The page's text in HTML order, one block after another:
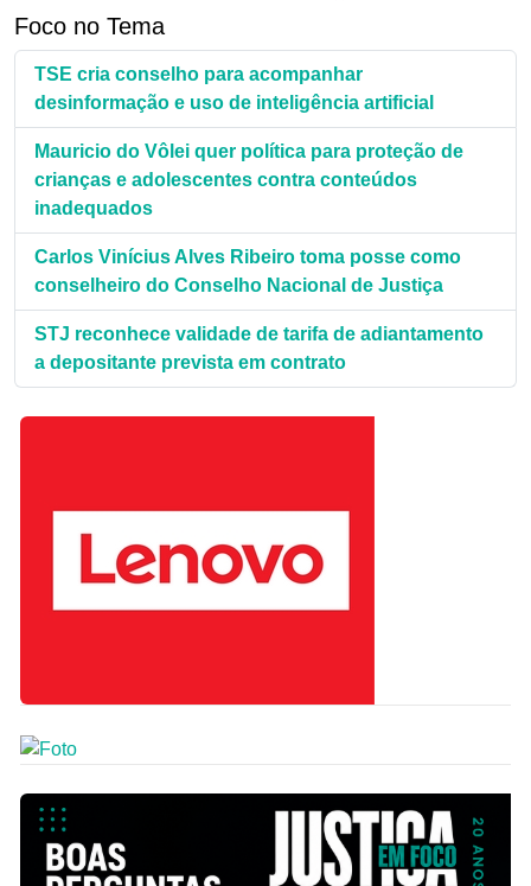
Foco no Tema
TSE cria conselho para acompanhar
desinformação e uso de inteligência artificial
Mauricio do Vôlei quer política para proteção de
crianças e adolescentes contra conteúdos
inadequados
Carlos Vinícius Alves Ribeiro toma posse como
conselheiro do Conselho Nacional de Justiça
STJ reconhece validade de tarifa de adiantamento
a depositante prevista em contrato